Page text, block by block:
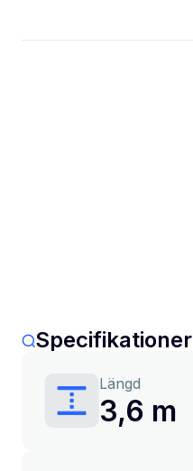
Specifikationer
Längd
3,6 m